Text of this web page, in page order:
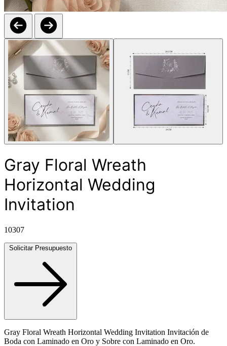
Gray Floral Wreath
Horizontal Wedding
Invitation
10307
Gray Floral Wreath Horizontal Wedding Invitation Invitación de
Boda con Laminado en Oro y Sobre con Laminado en Oro.